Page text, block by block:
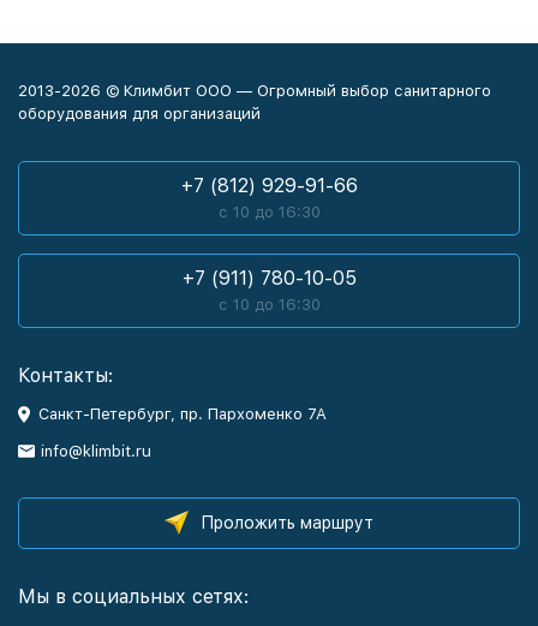
2013-2026 © Климбит ООО — Огромный выбор санитарного
оборудования для организаций
+7 (812) 929-91-66
с 10 до 16:30
+7 (911) 780-10-05
с 10 до 16:30
Контакты:
Санкт-Петербург, пр. Пархоменко 7А
info@klimbit.ru
Проложить маршрут
Мы в социальных сетях: